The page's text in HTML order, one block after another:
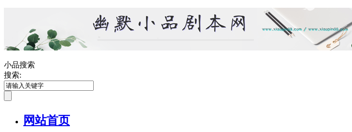
小品搜索
搜索:
网站首页